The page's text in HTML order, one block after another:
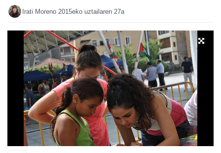
Irati Moreno 2015eko uztailaren 27a